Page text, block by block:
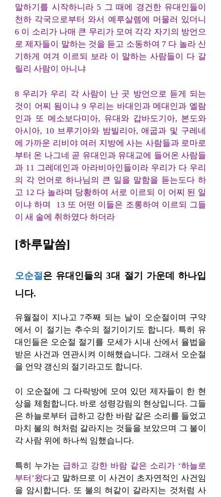
말하기를 시작하니라 5 그 때에 경건한 유대인들이
천하 각국으로부터 와서 예루살렘에 머물러 있더니
6 이 소리가 나매 큰 무리가 모여 각각 자기의 방언으
로 제자들이 말하는 것을 듣고 소동하여 7 다 놀라 신
기하게 여겨 이르되 보라 이 말하는 사람들이 다 갈
릴리 사람이 아니냐
8 우리가 우리 각 사람이 난 곳 방언으로 듣게 되는
것이 어찌 됨이냐 9 우리는 바대인과 메대인과 엘람
인과 또 메소보다미아, 유대와 갑바도기아, 본도와
아시아, 10 브루기아와 밤빌리아, 애굽과 및 구레네
에 가까운 리비야 여러 지방에 사는 사람들과 로마로
부터 온 나그네 곧 유대인과 유대교에 들어온 사람들
과 11 그레데인과 아라비아인들이라 우리가 다 우리
의 각 언어로 하나님의 큰 일을 말함을 듣는도다 하
고 12 다 놀라며 당황하여 서로 이르되 이 어찌 된 일
이냐 하며 13 또 어떤 이들은 조롱하여 이르되 그들
이 새 술에 취하였다 하더라
[하루말씀]
오순절은 유대인들의 3대 절기 가운데 하나입
니다.
유월절이 지나고 7주째 되는 날이 오순절이며 구약
에서 이 절기는 추수의 절기이기도 합니다. 특히 유
대인들은 오순절 절기를 모세가 시내 산에서 율법을
받은 사건과 연관시켜 이해했습니다. 그래서 오순절
을 언약 갱신의 절기라고도 합니다.
이 오순절에 그 다락방에 모여 있던 제자들이 한 현
상을 체험합니다. 바로 성령강림의 현상입니다. 그들
은 하늘로부터 급하고 강한 바람 같은 소리를 들었고
마치 불의 혀처럼 갈라지는 것들을 보았으며 그 불이
각 사람 위에 하나씩 임했습니다.
특히 누가는 급하고 강한 바람 같은 소리가 ‘하늘로
부터’왔다고 말하므로 이 사건이 초자연적인 사건임
을 암시합니다. 또 불의 혀같이 갈라지는 것처럼 사